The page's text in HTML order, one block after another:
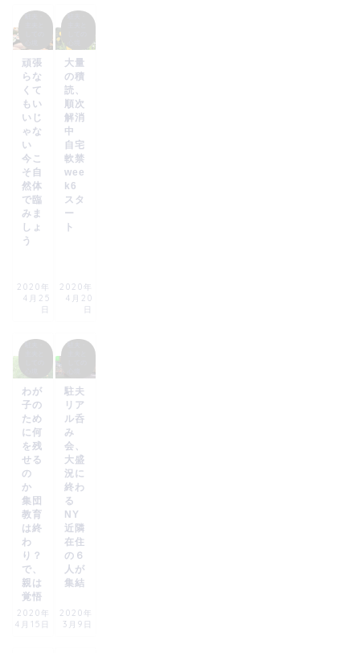
頑張
らな
くて
もい
いじ
ゃな
い
今こ
そ自
然体
で臨
みま
しょ
う
2020年
4月25
日
大量
の積
読、
順次
解消
中
自宅
軟禁
wee
k6
スタ
ー
ト
2020年
4月20
日
わが
子の
ため
に何
を残
せる
の
か
集団
教育
は終
わ
り？
で、
親は
覚悟
2020年
4月15日
駐夫
リア
ル呑
み
会、
大盛
況に
終わ
る
NY
近隣
在住
の６
人が
集結
2020年
3月9日